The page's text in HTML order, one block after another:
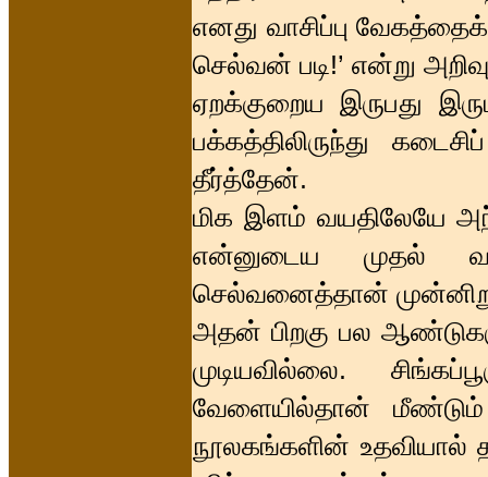
எனது வாசிப்பு
செல்வன் படி!’ என்று
ஏறக்குறைய இருபது
பக்கத்திலிருந்து
தீர்த்தேன்.
மிக இளம் வயதிலேயே
என்னுடைய முதல்
செல்வனைத்தான்
அதன் பிறகு பல
முடியவில்லை.
வேளையில்தான் மீண்டும்
நூலகங்களின் உதவியால்